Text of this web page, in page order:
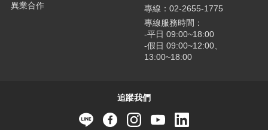
異業合作
專線：02-2655-1775
專線服務時間：
-平日 09:00~18:00
-假日 09:00~12:00、
13:00~18:00
追蹤我們